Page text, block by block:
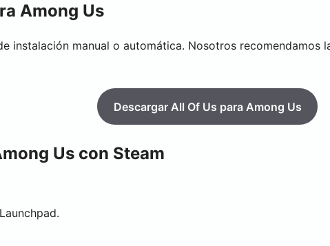
Among Us
instalación manual o automática. Nosotros recomendamos
Descargar All Of Us para Among Us
Us con Steam